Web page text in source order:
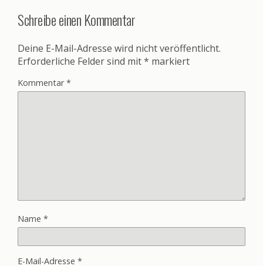
Schreibe einen Kommentar
Deine E-Mail-Adresse wird nicht veröffentlicht.
Erforderliche Felder sind mit* markiert
Kommentar*
Name *
E-Mail-Adresse *